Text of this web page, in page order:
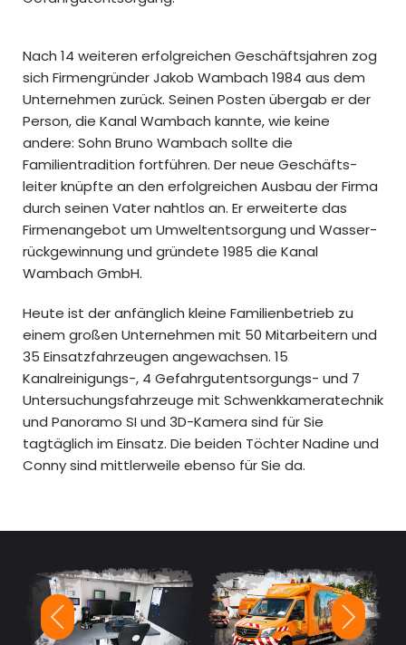
Nach 14 weiteren erfolg­reichen Geschäfts­jahren zog
sich Firmengründer Jakob Wambach 1984 aus dem
Unternehmen zurück. Seinen Posten übergab er der
Person, die Kanal Wambach kannte, wie keine
andere: Sohn Bruno Wambach sollte die
Familientradition fort­führen. Der neue Ge­schäfts­
leiter knüpfte an den erfolg­reichen Ausbau der Firma
durch seinen Vater nahtlos an. Er erweiterte das
Firmen­angebot um Umwelt­ent­sorgung und Wasser­
rück­gewinnung und gründete 1985 die Kanal
Wambach GmbH.
Heute ist der anfänglich kleine Familienbetrieb zu
einem großen Unternehmen mit 50 Mitarbeitern und
35 Einsatzfahrzeugen angewachsen. 15
Kanalreinigungs-, 4 Gefahrgut­entsor­gungs- und 7
Untersuchungs­fahr­zeuge mit Schwenk­kamera­technik
und Panoramo SI und 3D-Kamera sind für Sie
tagtäglich im Einsatz. Die beiden Töchter Nadine und
Conny sind mittlerweile ebenso für Sie da.